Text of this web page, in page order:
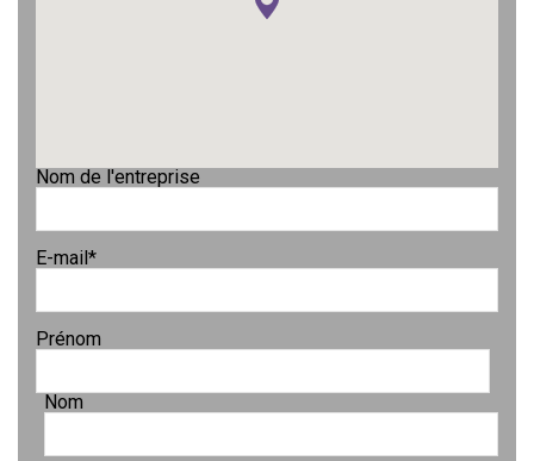
Nom de l'entreprise
E-mail*
Prénom
Nom